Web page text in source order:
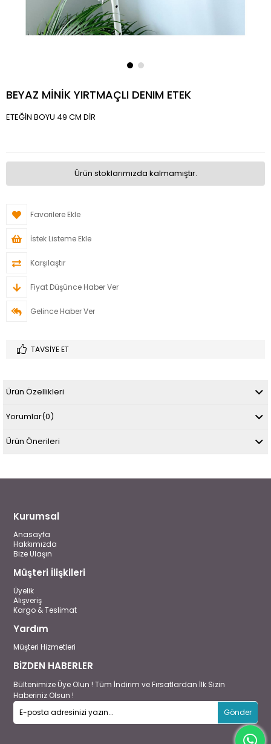
BEYAZ MİNİK YIRTMAÇLI DENIM ETEK
ETEĞİN BOYU 49 CM DİR
Ürün stoklarımızda kalmamıştır.
Favorilere Ekle
İstek Listeme Ekle
Karşılaştır
Fiyat Düşünce Haber Ver
Gelince Haber Ver
TAVSIYE ET
Ürün Özellikleri
Yorumlar(0)
Ürün Önerileri
Kurumsal
Anasayfa
Hakkımızda
Bize Ulaşın
Müşteri İlişkileri
Üyelik
Alışveriş
Kargo & Teslimat
Yardım
Müşteri Hizmetleri
BİZDEN HABERLER
Bültenimize Üye Olun ! Tüm İndirim ve Fırsatlardan İlk Sizin
Haberiniz Olsun !
Gönder